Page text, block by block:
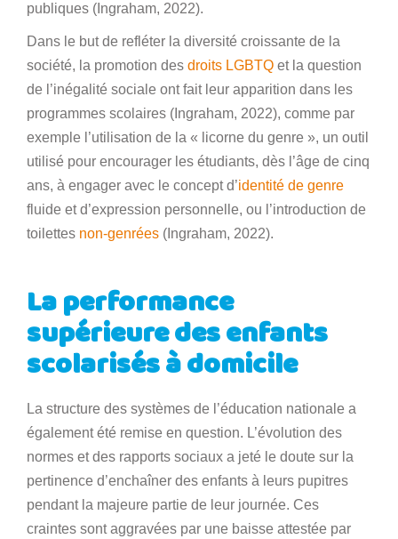
publiques (Ingraham, 2022).
Dans le but de refléter la diversité croissante de la
société, la promotion des droits LGBTQ et la question
de l’inégalité sociale ont fait leur apparition dans les
programmes scolaires (Ingraham, 2022), comme par
exemple l’utilisation de la « licorne du genre », un outil
utilisé pour encourager les étudiants, dès l’âge de cinq
ans, à engager avec le concept d’identité de genre
fluide et d’expression personnelle, ou l’introduction de
toilettes non-genrées (Ingraham, 2022).
La performance
supérieure des enfants
scolarisés à domicile
La structure des systèmes de l’éducation nationale a
également été remise en question. L’évolution des
normes et des rapports sociaux a jeté le doute sur la
pertinence d’enchaîner des enfants à leurs pupitres
pendant la majeure partie de leur journée. Ces
craintes sont aggravées par une baisse attestée par